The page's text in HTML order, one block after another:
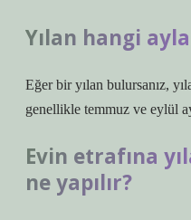
Yılan hangi
Eğer bir yılan bulursanız,
genellikle temmuz ve eylül
Evin etrafına
ne yapılır?